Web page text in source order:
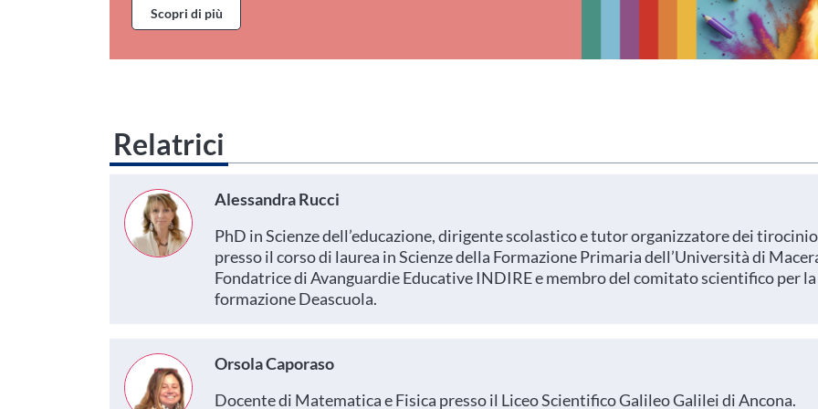
Scopri di più
Relatrici
Alessandra Rucci
PhD in Scienze dell’educazione, dirigente scolastico e tutor organizzatore dei tirocinio
presso il corso di laurea in Scienze della Formazione Primaria dell’Università di
Fondatrice di Avanguardie Educative INDIRE e membro del comitato scientifico per la
formazione Deascuola.
Orsola Caporaso
Docente di Matematica e Fisica presso il Liceo Scientifico Galileo Galilei di Ancona.